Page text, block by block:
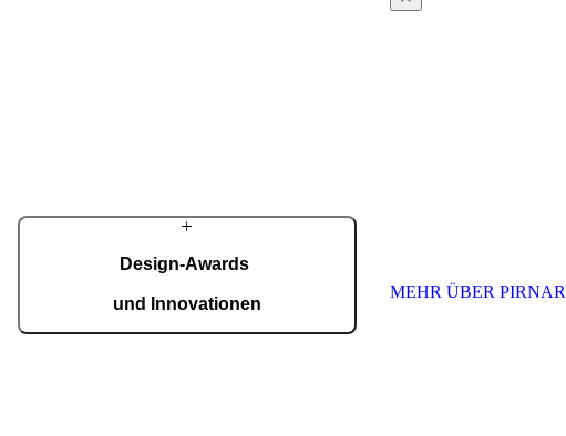
Design-Awards
und Innovationen
MEHR ÜBER PIRNAR